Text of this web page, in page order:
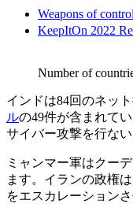
Weapons of
KeepItOn 2022
Number of
インドは84回のネッ
ルの49件が含まれてい
サイバー攻撃を行な
ミャンマー軍はクー
ます。イランの政権
をエスカレーション